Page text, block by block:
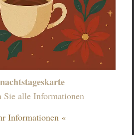
Sie alle Informationen
Informationen «